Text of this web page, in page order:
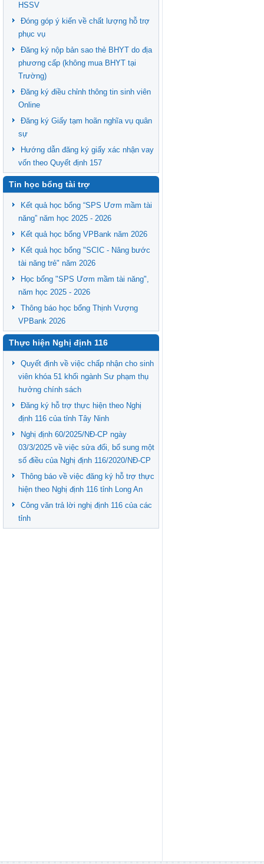
HSSV
Đóng góp ý kiến về chất lượng hỗ trợ
phục vụ
Đăng ký nộp bản sao thẻ BHYT do địa
phương cấp (không mua BHYT tại
Trường)
Đăng ký điều chỉnh thông tin sinh viên
Online
Đăng ký Giấy tạm hoãn nghĩa vụ quân
sự
Hướng dẫn đăng ký giấy xác nhận vay
vốn theo Quyết định 157
Tin học bổng tài trợ
Kết quả học bổng “SPS Ươm mầm tài
năng” năm học 2025 - 2026
Kết quả học bổng VPBank năm 2026
Kết quả học bổng "SCIC - Nâng bước
tài năng trẻ" năm 2026
Học bổng "SPS Ươm mầm tài năng",
năm học 2025 - 2026
Thông báo học bổng Thịnh Vượng
VPBank 2026
Thực hiện Nghị định 116
Quyết định về việc chấp nhận cho sinh
viên khóa 51 khối ngành Sư phạm thụ
hưởng chính sách
Đăng ký hỗ trợ thực hiện theo Nghị
định 116 của tỉnh Tây Ninh
Nghị định 60/2025/NĐ-CP ngày
03/3/2025 về việc sửa đổi, bổ sung một
số điều của Nghị định 116/2020/NĐ-CP
Thông báo về việc đăng ký hỗ trợ thực
hiện theo Nghị định 116 tỉnh Long An
Công văn trả lời nghị định 116 của các
tỉnh